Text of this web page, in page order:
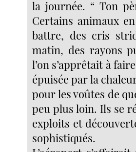
la journée. “ Ton
Certains animaux
battre, des cris
matin, des rayons
l’on s’apprêtait à
épuisée par la
pour les voûtes de
peu plus loin. Ils se
exploits et
sophistiqués.